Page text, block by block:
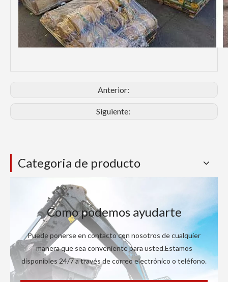
Anterior:
Siguiente:
Categoria de producto
Como podemos ayudarte
Puede ponerse en contacto con nosotros de cualquier
manera que sea conveniente para usted.Estamos
disponibles 24/7 a través de correo electrónico o teléfono.